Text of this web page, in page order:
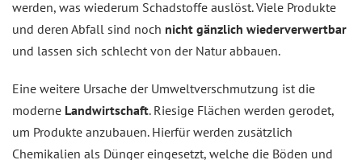
werden, was wiederum Schadstoffe auslöst. Viele Produkte
und deren Abfall sind noch nicht gänzlich wiederverwertbar
und lassen sich schlecht von der Natur abbauen.
Eine weitere Ursache der Umweltverschmutzung ist die
moderne Landwirtschaft. Riesige Flächen werden gerodet,
um Produkte anzubauen. Hierfür werden zusätzlich
Chemikalien als Dünger eingesetzt, welche die Böden und